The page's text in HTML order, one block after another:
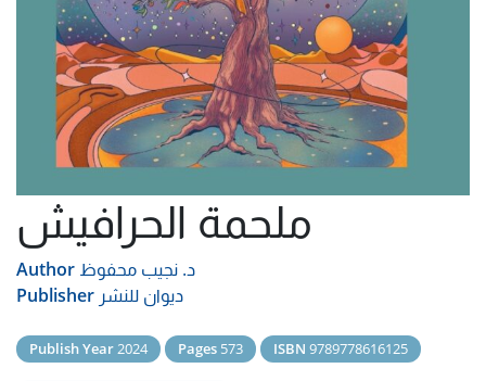
ملحمة الحرافيش
Author د. نجيب محفوظ
Publisher ديوان للنشر
Publish Year2024 Pages 573 ISBN 9789778616125